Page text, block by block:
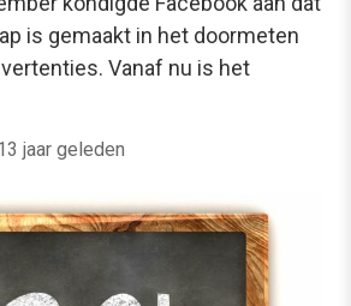
is gemaakt in het doormeten
Vanaf nu is het
jaar geleden